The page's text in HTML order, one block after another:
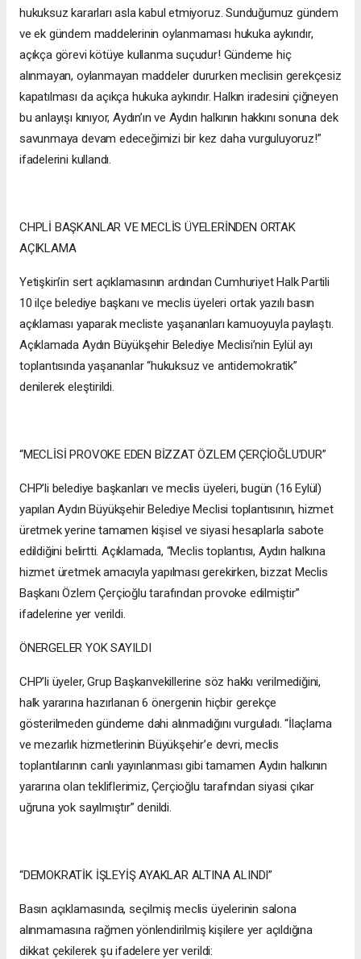
hukuksuz kararları asla kabul etmiyoruz. Sunduğumuz gündem
ve ek gündem maddelerinin oylanmaması hukuka aykırıdır,
açıkça görevi kötüye kullanma suçudur! Gündeme hiç
alınmayan, oylanmayan maddeler dururken meclisin gerekçesiz
kapatılması da açıkça hukuka aykırıdır. Halkın iradesini çiğneyen
bu anlayışı kınıyor, Aydın’ın ve Aydın halkının hakkını sonuna dek
savunmaya devam edeceğimizi bir kez daha vurguluyoruz!”
ifadelerini kullandı.
CHPLİ BAŞKANLAR VE MECLİS ÜYELERİNDEN ORTAK
AÇIKLAMA
Yetişkin’in sert açıklamasının ardından Cumhuriyet Halk Partili
10 ilçe belediye başkanı ve meclis üyeleri ortak yazılı basın
açıklaması yaparak mecliste yaşananları kamuoyuyla paylaştı.
Açıklamada Aydın Büyükşehir Belediye Meclisi’nin Eylül ayı
toplantısında yaşananlar “hukuksuz ve antidemokratik”
denilerek eleştirildi.
“MECLİSİ PROVOKE EDEN BİZZAT ÖZLEM ÇERÇİOĞLU’DUR”
CHP’li belediye başkanları ve meclis üyeleri, bugün (16 Eylül)
yapılan Aydın Büyükşehir Belediye Meclisi toplantısının, hizmet
üretmek yerine tamamen kişisel ve siyasi hesaplarla sabote
edildiğini belirtti. Açıklamada, “Meclis toplantısı, Aydın halkına
hizmet üretmek amacıyla yapılması gerekirken, bizzat Meclis
Başkanı Özlem Çerçioğlu tarafından provoke edilmiştir”
ifadelerine yer verildi.
ÖNERGELER YOK SAYILDI
CHP’li üyeler, Grup Başkanvekillerine söz hakkı verilmediğini,
halk yararına hazırlanan 6 önergenin hiçbir gerekçe
gösterilmeden gündeme dahi alınmadığını vurguladı. “İlaçlama
ve mezarlık hizmetlerinin Büyükşehir’e devri, meclis
toplantılarının canlı yayınlanması gibi tamamen Aydın halkının
yararına olan tekliflerimiz, Çerçioğlu tarafından siyasi çıkar
uğruna yok sayılmıştır” denildi.
“DEMOKRATİK İŞLEYİŞ AYAKLAR ALTINA ALINDI”
Basın açıklamasında, seçilmiş meclis üyelerinin salona
alınmamasına rağmen yönlendirilmiş kişilere yer açıldığına
dikkat çekilerek şu ifadelere yer verildi: